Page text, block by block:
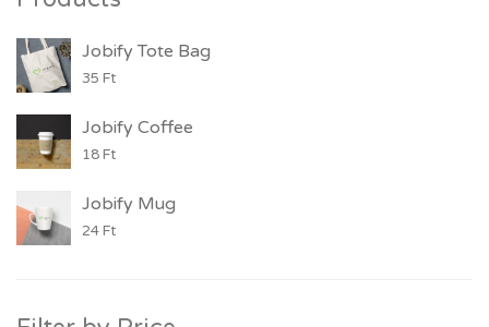
Jobify Tote Bag
35 Ft
Jobify Coffee
18Ft
Jobify Mug
24Ft